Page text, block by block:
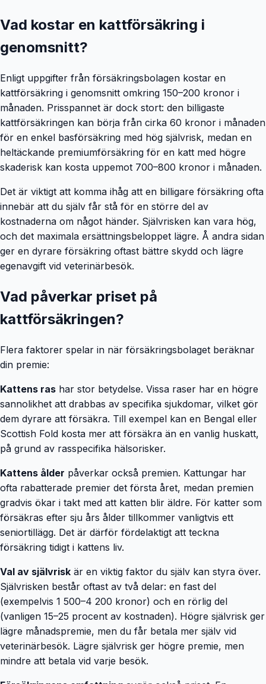
Vad kostar en kattförsäkring i
genomsnitt?
Enligt uppgifter från försäkringsbolagen kostar en
kattförsäkring i genomsnitt omkring 150–200 kronor i
månaden. Prisspannet är dock stort: den billigaste
kattförsäkringen kan börja från cirka 60 kronor i månaden
för en enkel basförsäkring med hög självrisk, medan en
heltäckande premiumförsäkring för en katt med högre
skaderisk kan kosta uppemot 700–800 kronor i månaden.
Det är viktigt att komma ihåg att en billigare försäkring ofta
innebär att du själv får stå för en större del av
kostnaderna om något händer. Självrisken kan vara hög,
och det maximala ersättningsbeloppet lägre. Å andra sidan
ger en dyrare försäkring oftast bättre skydd och lägre
egenavgift vid veterinärbesök.
Vad påverkar priset på
kattförsäkringen?
Flera faktorer spelar in när försäkringsbolaget beräknar
din premie:
Kattens ras har stor betydelse. Vissa raser har en högre
sannolikhet att drabbas av specifika sjukdomar, vilket gör
dem dyrare att försäkra. Till exempel kan en Bengal eller
Scottish Fold kosta mer att försäkra än en vanlig huskatt,
på grund av rasspecifika hälsorisker.
Kattens ålder påverkar också premien. Kattungar har
ofta rabatterade premier det första året, medan premien
gradvis ökar i takt med att katten blir äldre. För katter som
försäkras efter sju års ålder tillkommer vanligtvis ett
seniortillägg. Det är därför fördelaktigt att teckna
försäkring tidigt i kattens liv.
Val av självrisk är en viktig faktor du själv kan styra över.
Självrisken består oftast av två delar: en fast del
(exempelvis 1 500–4 200 kronor) och en rörlig del
(vanligen 15–25 procent av kostnaden). Högre självrisk ger
lägre månadspremie, men du får betala mer själv vid
veterinärbesök. Lägre självrisk ger högre premie, men
mindre att betala vid varje besök.